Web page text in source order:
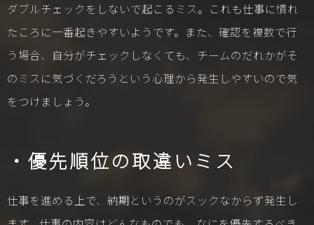
ダブルチェックをしないで起こるミス。これも仕事に慣れ
たころに一番起きやすいようです。また、確認を複数で行
う場合、自分がチェックしなくても、チームのだれかがそ
のミスに気づくだろうという心理から発生しやすいので気
をつけましょう。
・優先順位の取違いミス
仕事を進める上で、納期というのがスックなからず発生し